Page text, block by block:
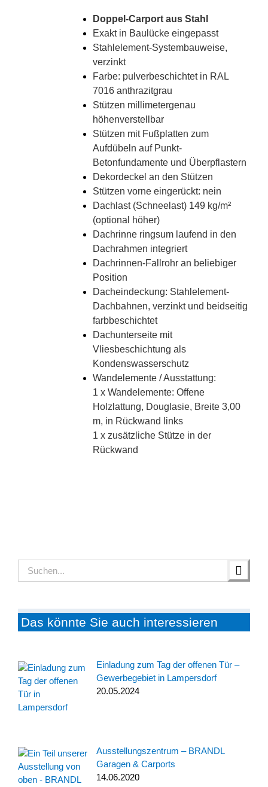
Doppel-Carport aus Stahl
Exakt in Baulücke eingepasst
Stahlelement-Systembauweise,
verzinkt
Farbe: pulverbeschichtet in RAL
7016 anthrazitgrau
Stützen millimetergenau
höhenverstellbar
Stützen mit Fußplatten zum
Aufdübeln auf Punkt-
Betonfundamente und Überpflastern
Dekordeckel an den Stützen
Stützen vorne eingerückt: nein
Dachlast (Schneelast) 149 kg/m²
(optional höher)
Dachrinne ringsum laufend in den
Dachrahmen integriert
Dachrinnen-Fallrohr an beliebiger
Position
Dacheindeckung: Stahlelement-
Dachbahnen, verzinkt und beidseitig
farbbeschichtet
Dachunterseite mit
Vliesbeschichtung als
Kondenswasserschutz
Wandelemente / Ausstattung:
1 x Wandelemente: Offene
Holzlattung, Douglasie, Breite 3,00
m, in Rückwand links
1 x zusätzliche Stütze in der
Rückwand
Suche
Das könnte Sie auch interessieren
Einladung zum Tag der offenen Tür –
Gewerbegebiet in Lampersdorf
20.05.2024
Ausstellungszentrum – BRANDL
Garagen & Carports
14.06.2020